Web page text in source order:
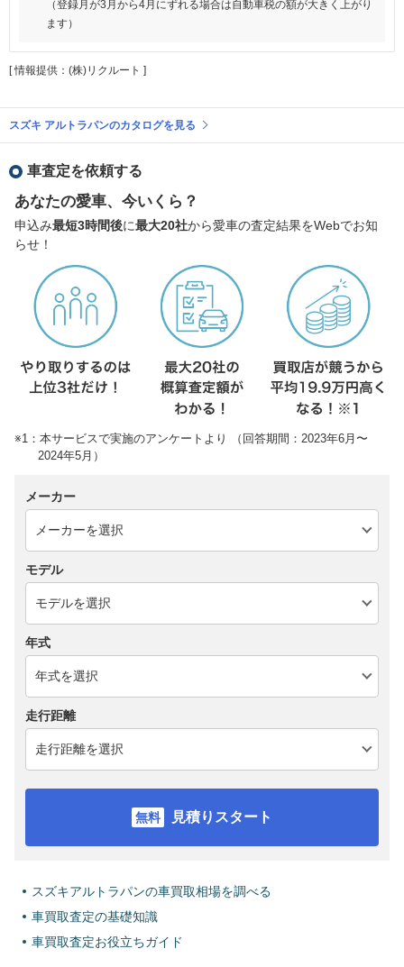
（登録月が3月から4月にずれる場合は自動車税の額が大きく上がり
ます）
[ 情報提供：(株)リクルート ]
スズキ アルトラパンのカタログを見る
車査定を依頼する
あなたの愛車、今いくら？
申込み最短3時間後に最大20社から愛車の査定結果をWebでお知
らせ！
※1：本サービスで実施のアンケートより （回答期間：2023年6月〜
2024年5月）
メーカー
モデル
年式
走行距離
見積りスタート
スズキアルトラパンの車買取相場を調べる
車買取査定の基礎知識
車買取査定お役立ちガイド